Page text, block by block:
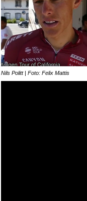
Nils Politt | Foto: Felix Mattis